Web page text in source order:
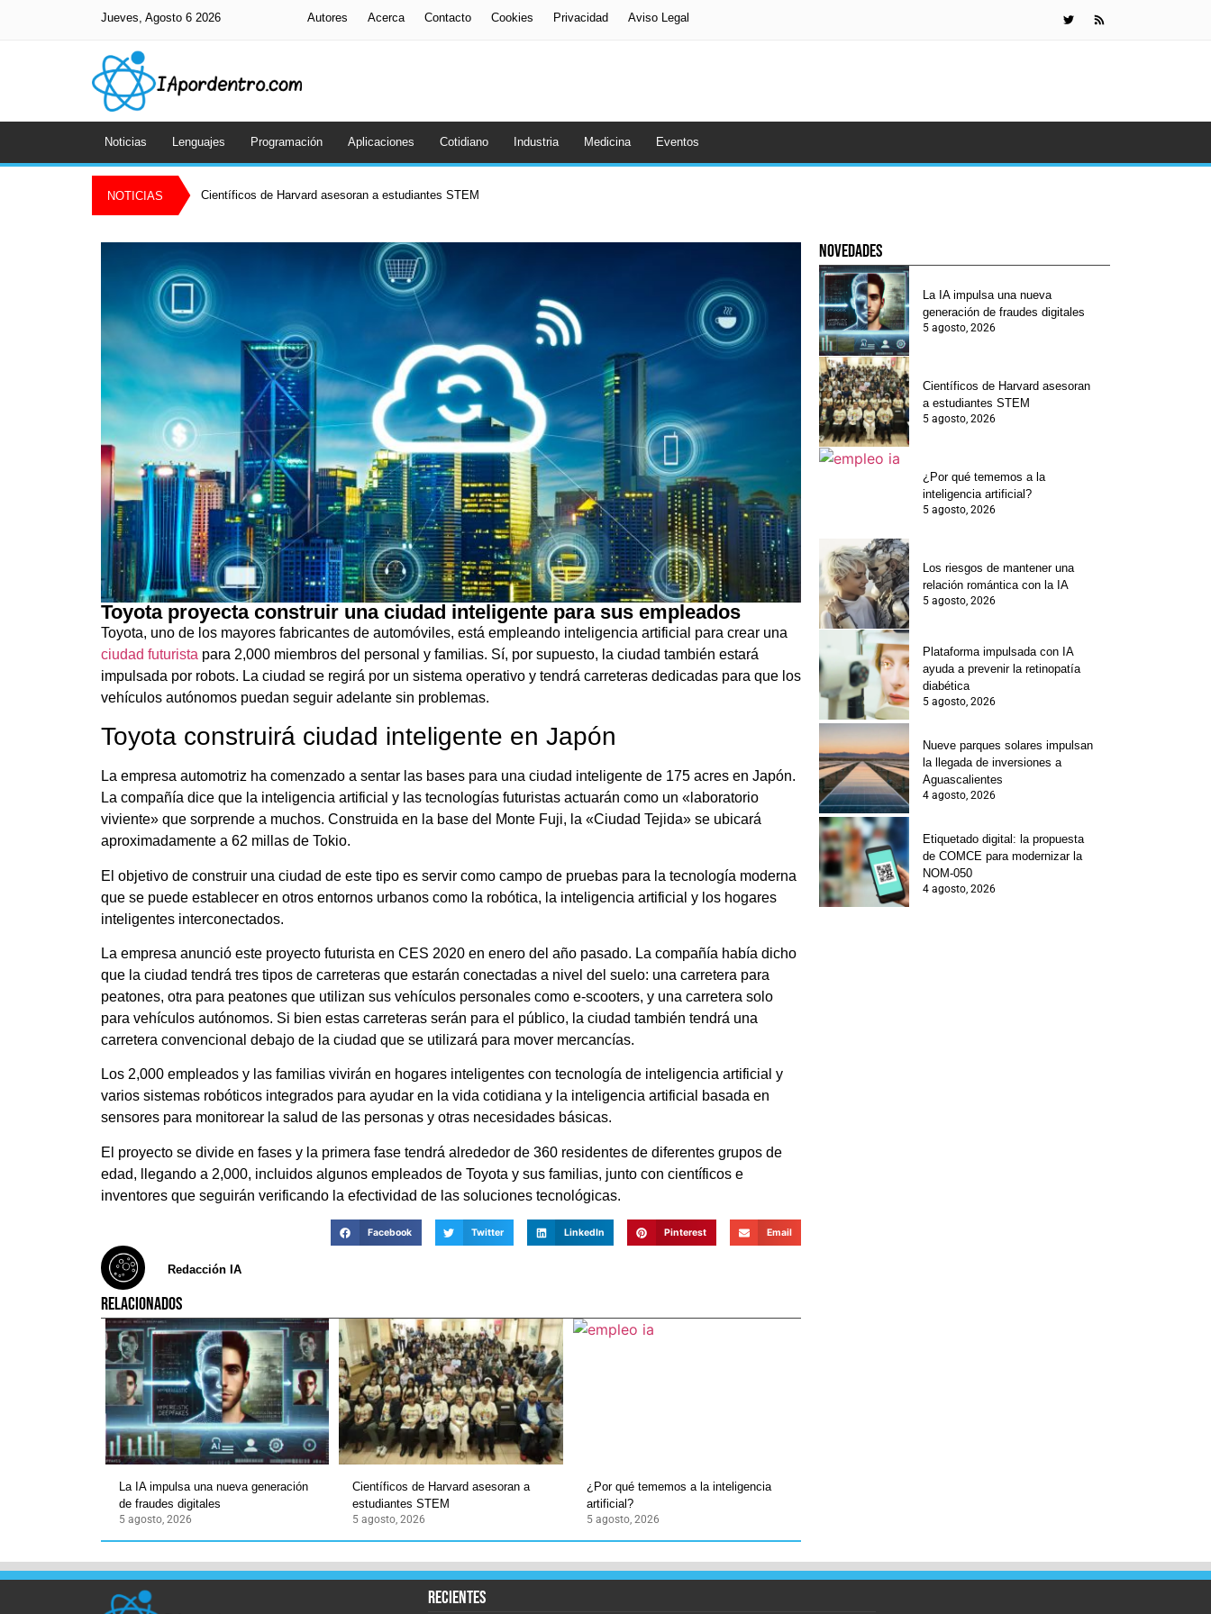
Jueves, Agosto 6 2026 Autores Acerca Contacto Cookies Privacidad Aviso Legal
Noticias Lenguajes Programación Aplicaciones Cotidiano Industria Medicina Eventos
NOTICIAS Científicos de Harvard asesoran a estudiantes STEM
Toyota proyecta construir una ciudad inteligente para sus empleados
Toyota, uno de los mayores fabricantes de automóviles, está empleando inteligencia artificial para crear una
ciudad futurista para 2,000 miembros del personal y familias. Sí, por supuesto, la ciudad también estará
impulsada por robots. La ciudad se regirá por un sistema operativo y tendrá carreteras dedicadas para que los
vehículos autónomos puedan seguir adelante sin problemas.
Toyota construirá ciudad inteligente en Japón
La empresa automotriz ha comenzado a sentar las bases para una ciudad inteligente de 175 acres en Japón.
La compañía dice que la inteligencia artificial y las tecnologías futuristas actuarán como un «laboratorio
viviente» que sorprende a muchos. Construida en la base del Monte Fuji, la «Ciudad Tejida» se ubicará
aproximadamente a 62 millas de Tokio.
El objetivo de construir una ciudad de este tipo es servir como campo de pruebas para la tecnología moderna
que se puede establecer en otros entornos urbanos como la robótica, la inteligencia artificial y los hogares
inteligentes interconectados.
La empresa anunció este proyecto futurista en CES 2020 en enero del año pasado. La compañía había dicho
que la ciudad tendrá tres tipos de carreteras que estarán conectadas a nivel del suelo: una carretera para
peatones, otra para peatones que utilizan sus vehículos personales como e-scooters, y una carretera solo
para vehículos autónomos. Si bien estas carreteras serán para el público, la ciudad también tendrá una
carretera convencional debajo de la ciudad que se utilizará para mover mercancías.
Los 2,000 empleados y las familias vivirán en hogares inteligentes con tecnología de inteligencia artificial y
varios sistemas robóticos integrados para ayudar en la vida cotidiana y la inteligencia artificial basada en
sensores para monitorear la salud de las personas y otras necesidades básicas.
El proyecto se divide en fases y la primera fase tendrá alrededor de 360 residentes de diferentes grupos de
edad, llegando a 2,000, incluidos algunos empleados de Toyota y sus familias, junto con científicos e
inventores que seguirán verificando la efectividad de las soluciones tecnológicas.
Facebook Twitter LinkedIn Pinterest Email
Redacción IA
RELACIONADOS
La IA impulsa una nueva generación
de fraudes digitales
5 agosto, 2026
Científicos de Harvard asesoran a
estudiantes STEM
5 agosto, 2026
¿Por qué tememos a la inteligencia
artificial?
5 agosto, 2026
novedades
La IA impulsa una nueva
generación de fraudes digitales
5 agosto, 2026
Científicos de Harvard asesoran
a estudiantes STEM
5 agosto, 2026
¿Por qué tememos a la
inteligencia artificial?
5 agosto, 2026
Los riesgos de mantener una
relación romántica con la IA
5 agosto, 2026
Plataforma impulsada con IA
ayuda a prevenir la retinopatía
diabética
5 agosto, 2026
Nueve parques solares impulsan
la llegada de inversiones a
Aguascalientes
4 agosto, 2026
Etiquetado digital: la propuesta
de COMCE para modernizar la
NOM-050
4 agosto, 2026
recientes